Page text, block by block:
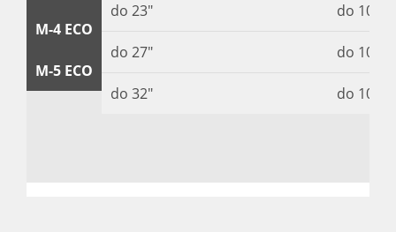
M-4 ECO
M-5 ECO
do 23″
do 27″
do 32″
do 10
do 10
do 10